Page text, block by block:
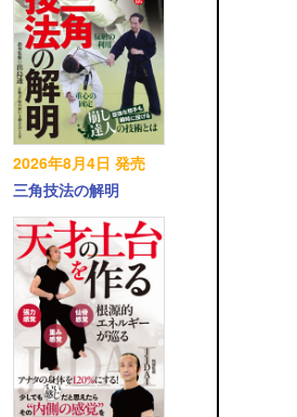
2026年8月4日 発売
三角技法の解明